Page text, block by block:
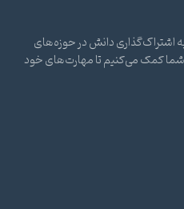
اشتراک‌گذاری دانش در حوزه‌های
کمک می‌کنیم تا مهارت‌های خود